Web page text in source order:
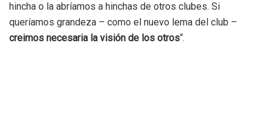
hincha o la abríamos a hinchas de otros clubes. Si
queríamos grandeza – como el nuevo lema del club –
creimos necesaria la visión de los otros“.